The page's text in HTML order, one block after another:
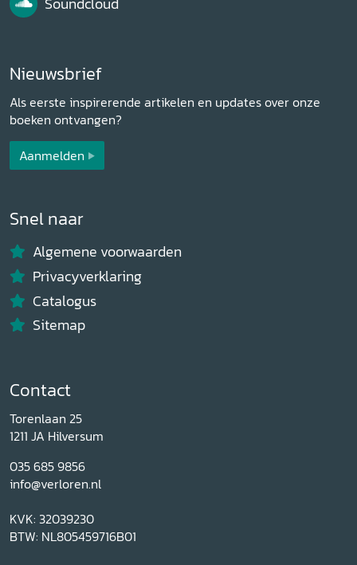
Nieuwsbrief
Als eerste inspirerende artikelen en updates over onze
boeken ontvangen?
Aanmelden
Snel naar
Algemene voorwaarden
Privacyverklaring
Catalogus
Sitemap
Contact
Torenlaan 25
1211 JA Hilversum
035 685 9856
info@verloren.nl
KVK: 32039230
BTW: NL805459716B01